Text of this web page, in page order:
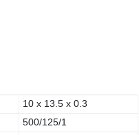
10 x 13.5 x 0.3
500/125/1